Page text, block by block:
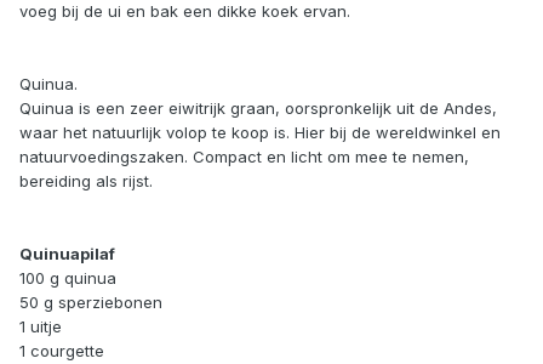
voeg bij de ui en bak een dikke koek ervan.
Quinua.
Quinua is een zeer eiwitrijk graan, oorspronkelijk uit de Andes,
waar het natuurlijk volop te koop is. Hier bij de wereldwinkel en
natuurvoedingszaken. Compact en licht om mee te nemen,
bereiding als rijst.
Quinuapilaf
100 g quinua
50 g sperziebonen
1 uitje
1 courgette